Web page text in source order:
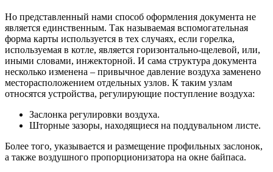
Но представленный нами способ оформления документа не
является единственным. Так называемая вспомогательная
форма карты используется в тех случаях, если горелка,
используемая в котле, является горизонтально-щелевой, или,
иными словами, инжекторной. И сама структура документа
несколько изменена – привычное давление воздуха заменено
месторасположением отдельных узлов. К таким узлам
относятся устройства, регулирующие поступление воздуха:
Заслонка регулировки воздуха.
Шторные зазоры, находящиеся на поддувальном листе.
Более того, указывается и размещение профильных заслонок,
а также воздушного пропорционизатора на окне байпаса.